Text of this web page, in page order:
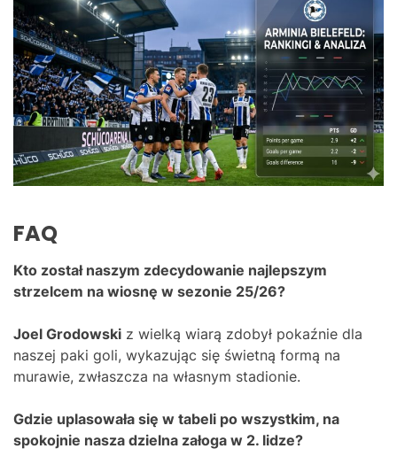
FAQ
Kto został naszym zdecydowanie najlepszym
strzelcem na wiosnę w sezonie 25/26?
Joel Grodowski z wielką wiarą zdobył pokaźnie dla
naszej paki goli, wykazując się świetną formą na
murawie, zwłaszcza na własnym stadionie.
Gdzie uplasowała się w tabeli po wszystkim, na
spokojnie nasza dzielna załoga w 2. lidze?